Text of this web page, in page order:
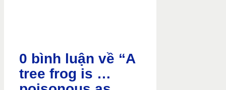
0 bình luận về “A
tree frog is …